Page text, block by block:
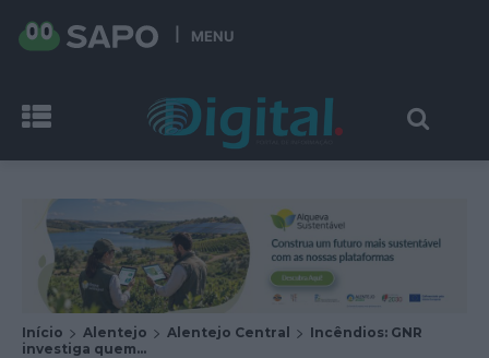
MENU
Início Alentejo Alentejo Central
Incêndios: GNR
investiga quem...